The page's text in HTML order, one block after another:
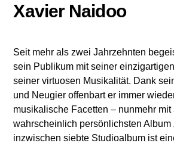
Xavier Naidoo
Seit mehr als zwei Jahrzehnten
sein Publikum mit seiner
seiner virtuosen Musikalität. Dank
und Neugier offenbart er immer
musikalische Facetten – nunmehr mit
wahrscheinlich persönlichsten Album
inzwischen siebte Studioalbum ist